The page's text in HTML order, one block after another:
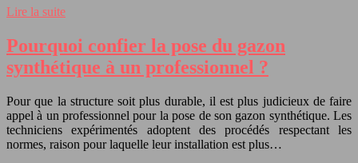
Lire la suite
Pourquoi confier la pose du gazon
synthétique à un professionnel ?
Pour que la structure soit plus durable, il est plus judicieux de faire
appel à un professionnel pour la pose de son gazon synthétique. Les
techniciens expérimentés adoptent des procédés respectant les
normes, raison pour laquelle leur installation est plus…